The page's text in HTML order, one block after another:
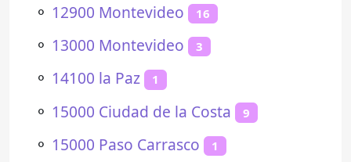
⚬ 12900 Montevideo 16
⚬ 13000 Montevideo 3
⚬ 14100 la Paz 1
⚬ 15000 Ciudad de la Costa 9
⚬ 15000 Paso Carrasco 1